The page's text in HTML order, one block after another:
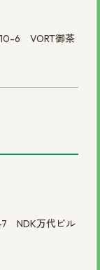
6 VORT御茶
NDK万代ビル